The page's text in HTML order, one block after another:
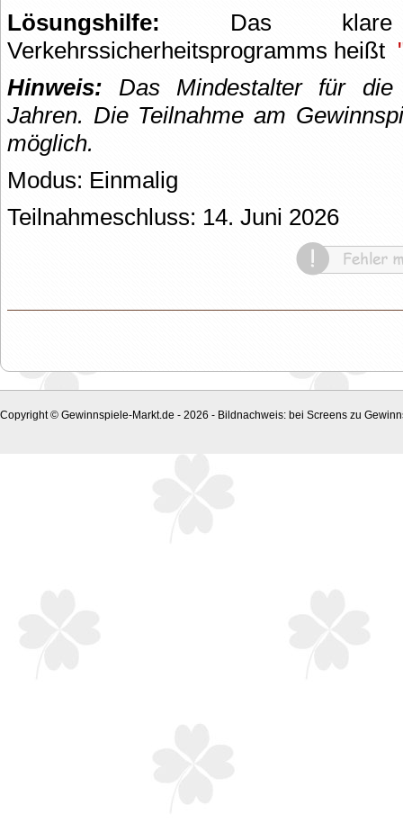
Lösungshilfe: Das klare
Verkehrssicherheitsprogramms heißt
Hinweis: Das Mindestalter für
Jahren. Die Teilnahme am
möglich.
Modus: Einmalig
Teilnahmeschluss: 14. Juni 2026
Copyright © Gewinnspiele-Markt.de - 2026 - Bildnachweis: bei Screens zu